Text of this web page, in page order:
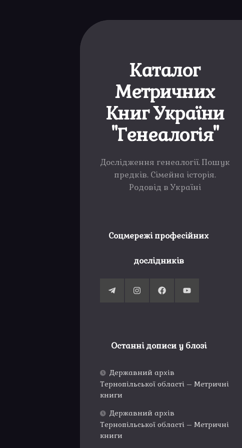
Каталог
Метричних
Книг України
"Генеалогія"
Дослідження генеалогії. Пошук
предків. Сімейна історія.
Родовід в Україні
Соцмережі професійних
дослідників
Останні дописи у блозі
Державний архів
Тернопільської області – Метричні
книги
Державний архів
Тернопільської області – Метричні
книги